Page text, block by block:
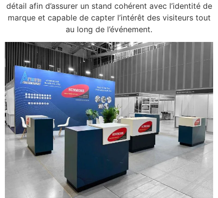
détail afin d’assurer un stand cohérent avec l’identité de
marque et capable de capter l’intérêt des visiteurs tout
au long de l’événement.